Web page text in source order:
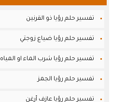
تفسير حلم رؤيا ذو القرنين
تفسير حلم رؤيا ضياع زوجتي
تفسير حلم رؤيا شرب الماء او المياه
تفسير حلم رؤيا الجمز
تفسير حلم رؤيا عازف أرغن